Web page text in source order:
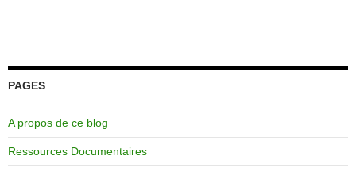
PAGES
A propos de ce blog
Ressources Documentaires